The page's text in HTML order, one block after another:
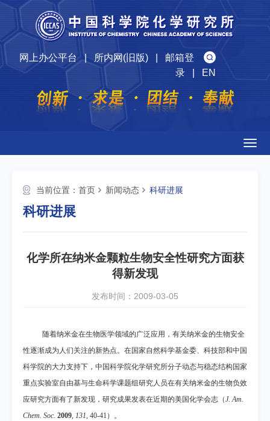
网上办公平台|所内网(旧版)| 邮箱登
录| EN
当前位置： 首页 新闻动态 科研进展
科研进展
化学所在纳米金颗粒生物安全性研究方面获
得新发现
发布时间：2009-03-05
随着纳米金在生物医学领域的广泛应用，有关纳米金的生物安全
性逐渐成为人们关注的新热点。在国家自然科学基金委、科技部和中国
科学院的大力支持下，中国科学院化学研究所分子动态与稳态结构国家
重点实验室自由基与生命科学课题组研究人员在有关纳米金的生物负效
应研究方面有了新发现，研究成果发表在近期的美国化学会志（J. Am.
Chem. Soc. 2009, 131, 40-41 ）。